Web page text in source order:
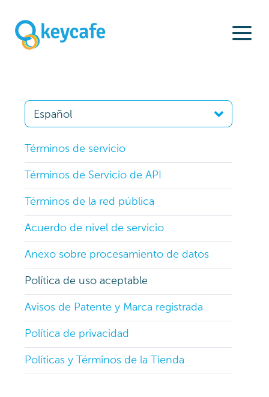
Términos de servicio
Términos de Servicio de API
Términos de la red pública
Acuerdo de nivel de servicio
Anexo sobre procesamiento de datos
Política de uso aceptable
Avisos de Patente y Marca registrada
Política de privacidad
Políticas y Términos de la Tienda